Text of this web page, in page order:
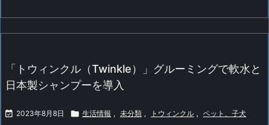
「トウィンクル（Twinkle）」グルーミングで軟水と
日本製シャンプーを導入
 2023年8月8日  生活情報 , 未分類 , トウィンクル , ペット、子犬